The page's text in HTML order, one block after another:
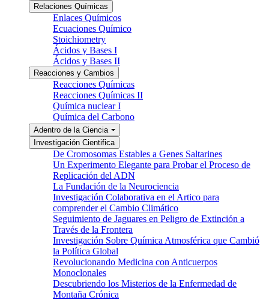
Relaciones Químicas
Enlaces Químicos
Ecuaciones Químico
Stoichiometry
Ácidos y Bases I
Ácidos y Bases II
Reacciones y Cambios
Reacciones Químicas
Reacciones Químicas II
Química nuclear I
Química del Carbono
Adentro de la Ciencia
Investigación Cientifica
De Cromosomas Estables a Genes Saltarines
Un Experimento Elegante para Probar el Proceso de
Replicación del ADN
La Fundación de la Neurociencia
Investigación Colaborativa en el Artico para
comprender el Cambio Climático
Seguimiento de Jaguares en Peligro de Extinción a
Través de la Frontera
Investigación Sobre Química Atmosférica que Cambió
la Política Global
Revolucionando Medicina con Anticuerpos
Monoclonales
Descubriendo los Misterios de la Enfermedad de
Montaña Crónica